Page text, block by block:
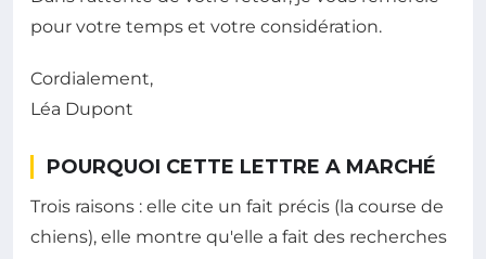
pour votre temps et votre considération.
Cordialement,
Léa Dupont
POURQUOI CETTE LETTRE A MARCHÉ
Trois raisons : elle cite un fait précis (la course de
chiens), elle montre qu'elle a fait des recherches